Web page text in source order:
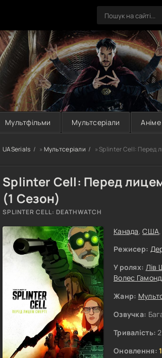
Мультфільми Мультсеріали Аніме
UASerials » Мультсеріали » Splinter Cell: Перед
Splinter Cell: Перед
(1 Сезон)
SPLINTER CELL: DEATHWATCH
Канада,США,
Режисер:
У ролях: Лів
Волес Гамонд,
Жанр:
Озвучка:
Тривалість:
Оновлення: